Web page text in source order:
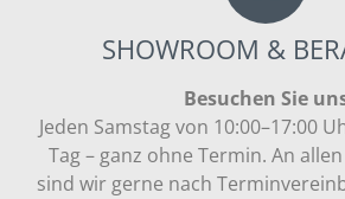
SHOWROOM &
Besuchen Sie
Jeden Samstag von 10:00–17:00
Tag – ganz ohne Termin. An
sind wir gerne nach